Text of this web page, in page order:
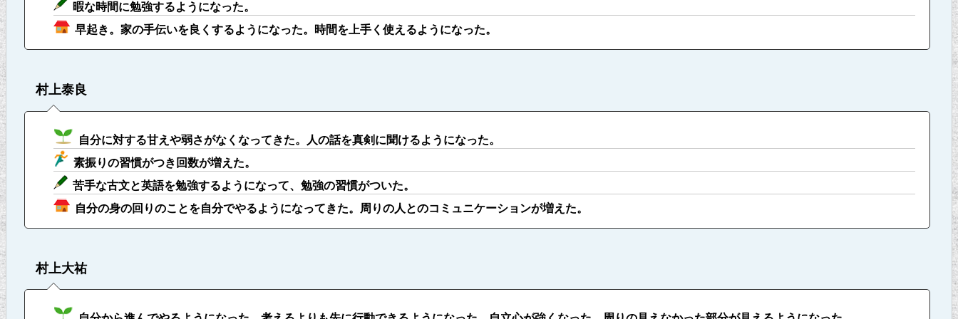
暇な時間に勉強するようになった。
早起き。家の手伝いを良くするようになった。時間を上手く使えるようになった。
村上泰良
自分に対する甘えや弱さがなくなってきた。人の話を真剣に聞けるようになった。
素振りの習慣がつき回数が増えた。
苦手な古文と英語を勉強するようになって、勉強の習慣がついた。
自分の身の回りのことを自分でやるようになってきた。周りの人とのコミュニケーションが増えた。
村上大祐